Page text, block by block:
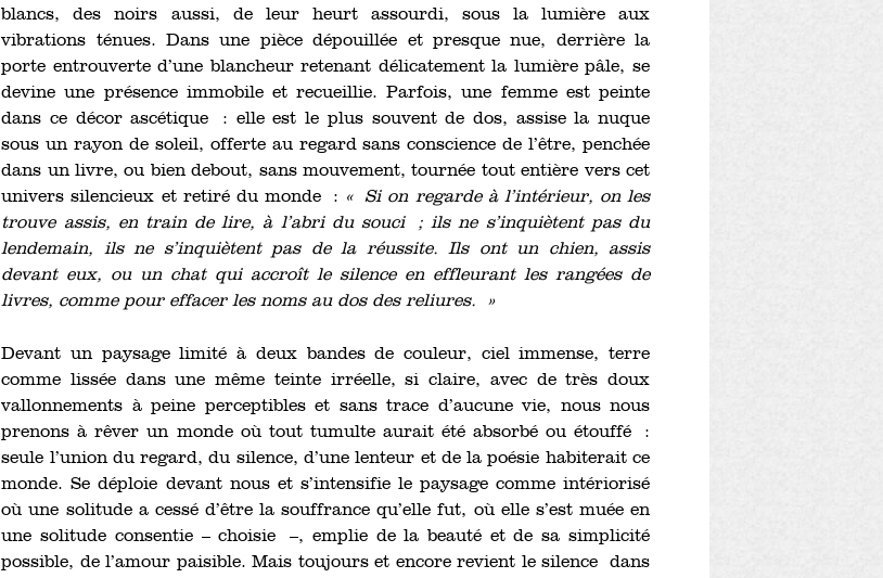
blancs, des noirs aussi, de leur heurt assourdi, sous la lumière aux
vibrations ténues. Dans une pièce dépouillée et presque nue, derrière la
porte entrouverte d’une blancheur retenant délicatement la lumière pâle, se
devine une présence immobile et recueillie. Parfois, une femme est peinte
dans ce décor ascétique : elle est le plus souvent de dos, assise la nuque
sous un rayon de soleil, offerte au regard sans conscience de l’être, penchée
dans un livre, ou bien debout, sans mouvement, tournée tout entière vers cet
univers silencieux et retiré du monde : « Si on regarde à l’intérieur, on les
trouve assis, en train de lire, à l’abri du souci ; ils ne s’inquiètent pas du
lendemain, ils ne s’inquiètent pas de la réussite. Ils ont un chien, assis
devant eux, ou un chat qui accroît le silence en effleurant les rangées de
livres, comme pour effacer les noms au dos des reliures. »
Devant un paysage limité à deux bandes de couleur, ciel immense, terre
comme lissée dans une même teinte irréelle, si claire, avec de très doux
vallonnements à peine perceptibles et sans trace d’aucune vie, nous nous
prenons à rêver un monde où tout tumulte aurait été absorbé ou étouffé :
seule l’union du regard, du silence, d’une lenteur et de la poésie habiterait ce
monde. Se déploie devant nous et s’intensifie le paysage comme intériorisé
où une solitude a cessé d’être la souffrance qu’elle fut, où elle s’est muée en
une solitude consentie – choisie –, emplie de la beauté et de sa simplicité
possible, de l’amour paisible. Mais toujours et encore revient le silence dans